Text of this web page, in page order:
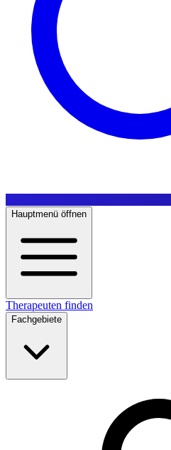
Hauptmenü öffnen
Therapeuten finden
Fachgebiete